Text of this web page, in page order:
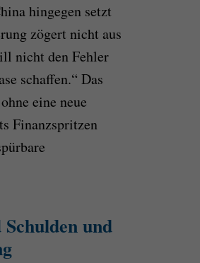
hingegen setzt
zögert nicht aus
nicht den Fehler
schaffen.“ Das
eine neue
Finanzspritzen
und